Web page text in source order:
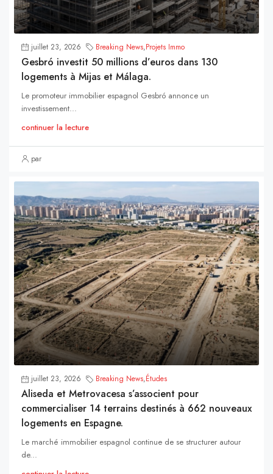
juillet 23, 2026 Breaking News,Projets Immo
Gesbró investit 50 millions d’euros dans 130
logements à Mijas et Málaga.
Le promoteur immobilier espagnol Gesbró annonce un
investissement...
continuer la lecture
par
juillet 23, 2026 Breaking News,Études
Aliseda et Metrovacesa s’associent pour
commercialiser 14 terrains destinés à 662 nouveaux
logements en Espagne.
Le marché immobilier espagnol continue de se structurer autour
de...